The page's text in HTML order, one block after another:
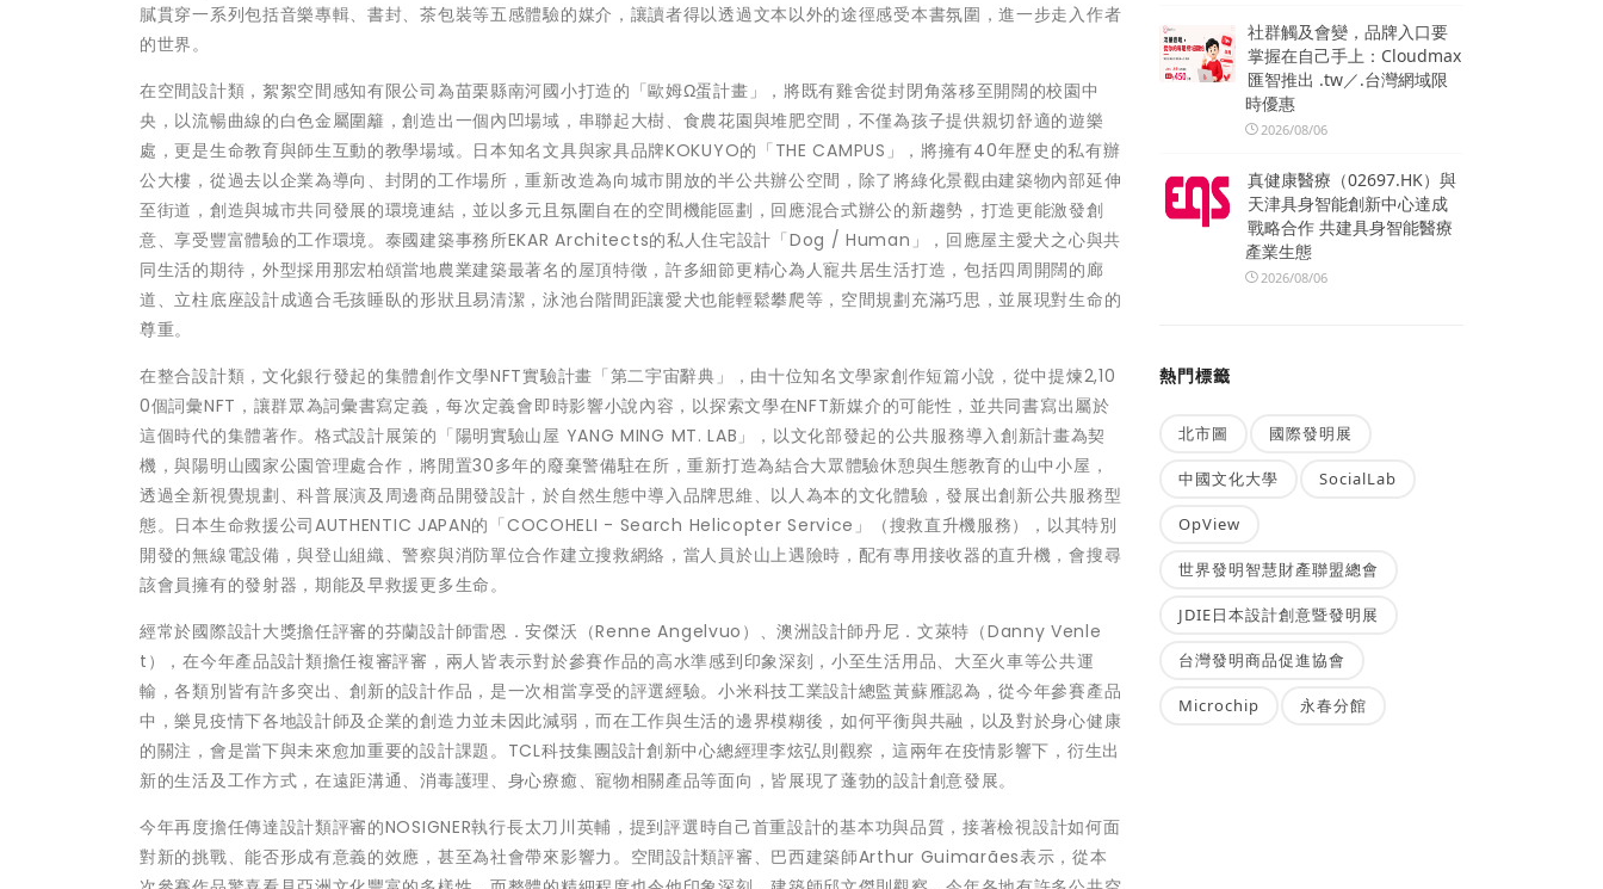
膩貫穿一系列包括音樂專輯、書封、茶包裝等五感體驗的媒介，讓讀者得以透過文本以外的途徑感受本書氛圍，進一步走入作者
的世界。
在空間設計類，絮絮空間感知有限公司為苗栗縣南河國小打造的「歐姆Ω蛋計畫」，將既有雞舍從封閉角落移至開闊的校園中
央，以流暢曲線的白色金屬圍籬，創造出一個內凹場域，串聯起大樹、食農花園與堆肥空間，不僅為孩子提供親切舒適的遊樂
處，更是生命教育與師生互動的教學場域。日本知名文具與家具品牌KOKUYO的「THE CAMPUS」，將擁有40年歷史的私有辦
公大樓，從過去以企業為導向、封閉的工作場所，重新改造為向城市開放的半公共辦公空間，除了將綠化景觀由建築物內部延伸
至街道，創造與城市共同發展的環境連結，並以多元且氛圍自在的空間機能區劃，回應混合式辦公的新趨勢，打造更能激發創
意、享受豐富體驗的工作環境。泰國建築事務所EKAR Architects的私人住宅設計「Dog / Human」，回應屋主愛犬之心與共
同生活的期待，外型採用那宏柏頌當地農業建築最著名的屋頂特徵，許多細節更精心為人寵共居生活打造，包括四周開闊的廊
道、立柱底座設計成適合毛孩睡臥的形狀且易清潔，泳池台階間距讓愛犬也能輕鬆攀爬等，空間規劃充滿巧思，並展現對生命的
尊重。
在整合設計類，文化銀行發起的集體創作文學NFT實驗計畫「第二宇宙辭典」，由十位知名文學家創作短篇小說，從中提煉2,10
0個詞彙NFT，讓群眾為詞彙書寫定義，每次定義會即時影響小說內容，以探索文學在NFT新媒介的可能性，並共同書寫出屬於
這個時代的集體著作。格式設計展策的「陽明實驗山屋 YANG MING MT. LAB」，以文化部發起的公共服務導入創新計畫為契
機，與陽明山國家公園管理處合作，將閒置30多年的廢棄警備駐在所，重新打造為結合大眾體驗休憩與生態教育的山中小屋，
透過全新視覺規劃、科普展演及周邊商品開發設計，於自然生態中導入品牌思維、以人為本的文化體驗，發展出創新公共服務型
態。日本生命救援公司AUTHENTIC JAPAN的「COCOHELI - Search Helicopter Service」（搜救直升機服務），以其特別
開發的無線電設備，與登山組織、警察與消防單位合作建立搜救網絡，當人員於山上遇險時，配有專用接收器的直升機，會搜尋
該會員擁有的發射器，期能及早救援更多生命。
經常於國際設計大獎擔任評審的芬蘭設計師雷恩．安傑沃（Renne Angelvuo）、澳洲設計師丹尼．文萊特（Danny Venle
t），在今年產品設計類擔任複審評審，兩人皆表示對於參賽作品的高水準感到印象深刻，小至生活用品、大至火車等公共運
輸，各類別皆有許多突出、創新的設計作品，是一次相當享受的評選經驗。小米科技工業設計總監黃蘇雁認為，從今年參賽產品
中，樂見疫情下各地設計師及企業的創造力並未因此減弱，而在工作與生活的邊界模糊後，如何平衡與共融，以及對於身心健康
的關注，會是當下與未來愈加重要的設計課題。TCL科技集團設計創新中心總經理李炫弘則觀察，這兩年在疫情影響下，衍生出
新的生活及工作方式，在遠距溝通、消毒護理、身心療癒、寵物相關產品等面向，皆展現了蓬勃的設計創意發展。
今年再度擔任傳達設計類評審的NOSIGNER執行長太刀川英輔，提到評選時自己首重設計的基本功與品質，接著檢視設計如何面
對新的挑戰、能否形成有意義的效應，甚至為社會帶來影響力。空間設計類評審、巴西建築師Arthur Guimarães表示，從本
社群觸及會變，品牌入口要
掌握在自己手上：Cloudmax
匯智推出 .tw／.台灣網域限
時優惠
2026/08/06
真健康醫療（02697.HK）與
天津具身智能創新中心達成
戰略合作 共建具身智能醫療
產業生態
2026/08/06
熱門標籤
北市圖 國際發明展
中國文化大學 SocialLab
OpView
世界發明智慧財產聯盟總會
JDIE日本設計創意暨發明展
台灣發明商品促進協會
Microchip 永春分館